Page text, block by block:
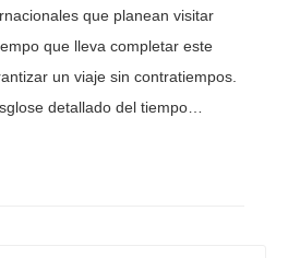
que planean visitar
que lleva completar este
un viaje sin contratiempos.
detallado del tiempo…